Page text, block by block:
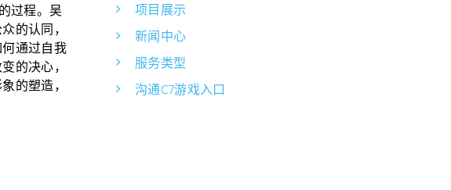
过程。吴
的认同，
通过自我
的决心，
的塑造，
项目展示
新闻中心
服务类型
沟通C7游戏入口